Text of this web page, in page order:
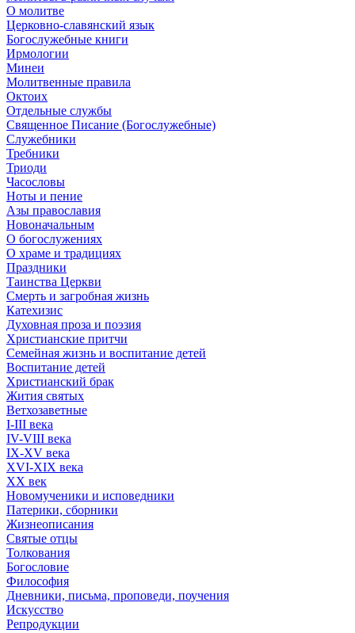
О молитве
Церковно-славянский язык
Богослужебные книги
Ирмологии
Минеи
Молитвенные правила
Октоих
Отдельные службы
Священное Писание (Богослужебные)
Служебники
Требники
Триоди
Часословы
Ноты и пение
Азы православия
Новоначальным
О богослужениях
О храме и традициях
Праздники
Таинства Церкви
Смерть и загробная жизнь
Катехизис
Духовная проза и поэзия
Христианские притчи
Семейная жизнь и воспитание детей
Воспитание детей
Христианский брак
Жития святых
Ветхозаветные
I-III века
IV-VIII века
IX-XV века
XVI-XIX века
XX век
Новомученики и исповедники
Патерики, сборники
Жизнеописания
Святые отцы
Толкования
Богословие
Философия
Дневники, письма, проповеди, поучения
Искусство
Репродукции